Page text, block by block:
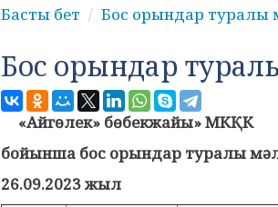
Басты бет Бос орындар туралы
Бос орындар
«Айгөлек» бөбекжайы» МКҚК
бойынша бос орындар туралы
26.09.2023 жыл